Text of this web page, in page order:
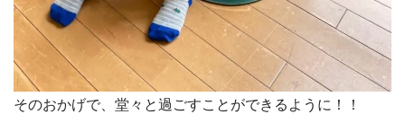
そのおかげで、堂々と過ごすことができるように！！